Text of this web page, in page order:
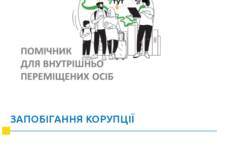
ЗАПОБІГАННЯ КОРУПЦІЇ